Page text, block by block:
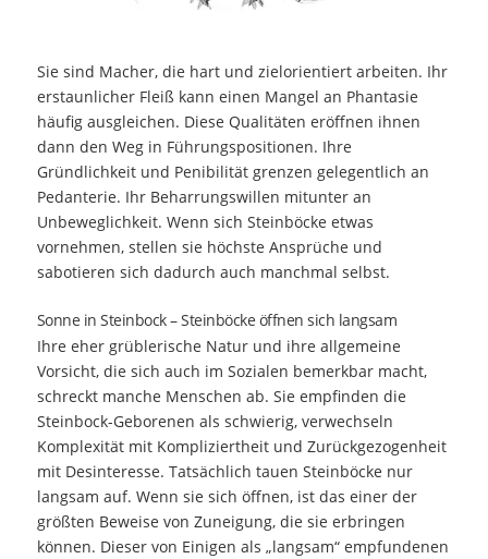
Sie sind Macher, die hart und zielorientiert arbeiten. Ihr
erstaunlicher Fleiß kann einen Mangel an Phantasie
häufig ausgleichen. Diese Qualitäten eröffnen ihnen
dann den Weg in Führungspositionen. Ihre
Gründlichkeit und Penibilität grenzen gelegentlich an
Pedanterie. Ihr Beharrungswillen mitunter an
Unbeweglichkeit. Wenn sich Steinböcke etwas
vornehmen, stellen sie höchste Ansprüche und
sabotieren sich dadurch auch manchmal selbst.
Sonne in Steinbock – Steinböcke öffnen sich langsam
Ihre eher grüblerische Natur und ihre allgemeine
Vorsicht, die sich auch im Sozialen bemerkbar macht,
schreckt manche Menschen ab. Sie empfinden die
Steinbock-Geborenen als schwierig, verwechseln
Komplexität mit Kompliziertheit und Zurückgezogenheit
mit Desinteresse. Tatsächlich tauen Steinböcke nur
langsam auf. Wenn sie sich öffnen, ist das einer der
größten Beweise von Zuneigung, die sie erbringen
können. Dieser von Einigen als „langsam“ empfundenen